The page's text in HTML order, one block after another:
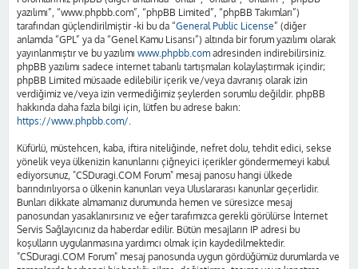
yazılımı”, “www.phpbb.com”, “phpBB Limited”, “phpBB Takımları”)
tarafından güçlendirilmiştir -ki bu da “General Public License” (diğer
anlamda “GPL” ya da “Genel Kamu Lisansı”) altında bir forum yazılımı olarak
yayınlanmıştır ve bu yazılımı www.phpbb.com adresinden indirebilirsiniz.
phpBB yazılımı sadece internet tabanlı tartışmaları kolaylaştırmak içindir;
phpBB Limited müsaade edilebilir içerik ve/veya davranış olarak izin
verdiğimiz ve/veya izin vermediğimiz şeylerden sorumlu değildir. phpBB
hakkında daha fazla bilgi için, lütfen bu adrese bakın:
https://www.phpbb.com/.
Küfürlü, müstehcen, kaba, iftira niteliğinde, nefret dolu, tehdit edici, sekse
yönelik veya ülkenizin kanunlarını çiğneyici içerikler göndermemeyi kabul
ediyorsunuz, "CSDuragi.COM Forum" mesaj panosu hangi ülkede
barındırılıyorsa o ülkenin kanunları veya Uluslararası kanunlar geçerlidir.
Bunları dikkate almamanız durumunda hemen ve süresizce mesaj
panosundan yasaklanırsınız ve eğer tarafımızca gerekli görülürse İnternet
Servis Sağlayıcınız da haberdar edilir. Bütün mesajların IP adresi bu
koşulların uygulanmasına yardımcı olmak için kaydedilmektedir.
"CSDuragi.COM Forum" mesaj panosunda uygun gördüğümüz durumlarda ve